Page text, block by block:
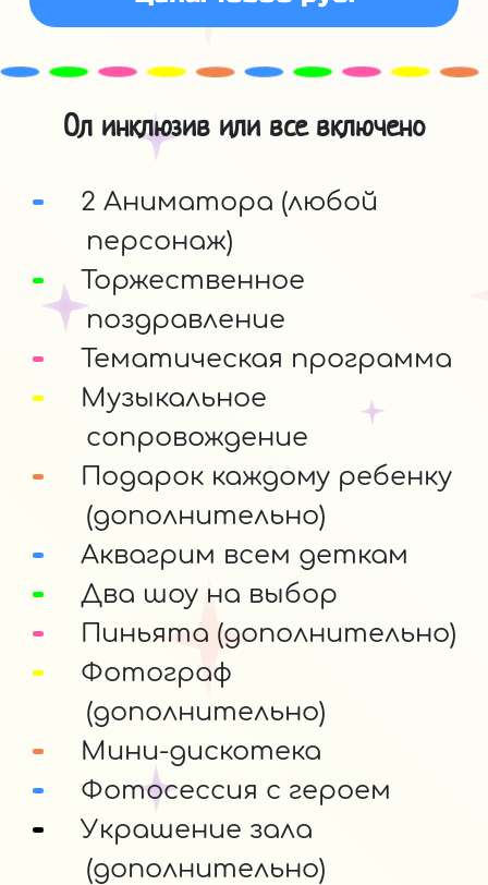
Ол инклюзив или все включено
2 Аниматора (любой
персонаж)
Торжественное
поздравление
Тематическая программа
Музыкальное
сопровождение
Подарок каждому ребенку
(дополнительно)
Аквагрим всем деткам
Два шоу на выбор
Пиньята (дополнительно)
Фотограф
(дополнительно)
Мини-дискотека
Фотосессия с героем
Украшение зала
(дополнительно)